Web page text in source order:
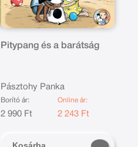
Pitypang és a barátság
Pásztohy Panka
Borító ár:
2 990 Ft
Online ár:
2 243 Ft
Kosárba